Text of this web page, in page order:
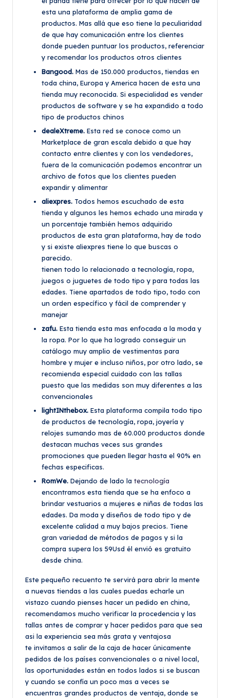
esta una plataforma de amplia gama de
productos. Mas allá que eso tiene la peculiaridad
de que hay comunicación entre los clientes
donde pueden puntuar los productos, referenciar
y recomendar los productos otros clientes
Bangood. Mas de 150.000 productos, tiendas en
toda china, Europa y America hacen de esta una
tienda muy reconocida. Si especialidad es vender
productos de software y se ha expandido a todo
tipo de productos chinos
dealeXtreme. Esta red se conoce como un
Marketplace de gran escala debido a que hay
contacto entre clientes y con los vendedores,
fuera de la comunicación podemos encontrar un
archivo de fotos que los clientes pueden
expandir y alimentar
aliexpres. Todos hemos escuchado de esta
tienda y algunos les hemos echado una mirada y
un porcentaje también hemos adquirido
productos de esta gran plataforma, hay de todo
y si existe aliexpres tiene lo que buscas o
parecido.
tienen todo lo relacionado a tecnología, ropa,
juegos o juguetes de todo tipo y para todas las
edades. Tiene apartados de todo tipo, todo con
un orden específico y fácil de comprender y
manejar
zafu. Esta tienda esta mas enfocada a la moda y
la ropa. Por lo que ha logrado conseguir un
catálogo muy amplio de vestimentas para
hombre y mujer e incluso niños, por otro lado, se
recomienda especial cuidado con las tallas
puesto que las medidas son muy diferentes a las
convencionales
lightINthebox. Esta plataforma compila todo tipo
de productos de tecnología, ropa, joyería y
relojes sumando mas de 60.000 productos donde
destacan muchas veces sus grandes
promociones que pueden llegar hasta el 90% en
fechas especificas.
RomWe. Dejando de lado la tecnología
encontramos esta tienda que se ha enfoco a
brindar vestuarios a mujeres e niñas de todas las
edades. Da moda y diseños de todo tipo y de
excelente calidad a muy bajos precios. Tiene
gran variedad de métodos de pagos y si la
compra supera los 59Usd él envió es gratuito
desde china.
Este pequeño recuento te servirá para abrir la mente
a nuevas tiendas a las cuales puedas echarle un
vistazo cuando pienses hacer un pedido en china,
recomendamos mucho verificar la procedencia y las
tallas antes de comprar y hacer pedidos para que sea
asi la experiencia sea más grata y ventajosa
te invitamos a salir de la caja de hacer únicamente
pedidos de los países convencionales o a nivel local,
las oportunidades están en todos lados si se buscan
y cuando se confía un poco mas a veces se
encuentras grandes productos de ventaja, donde se